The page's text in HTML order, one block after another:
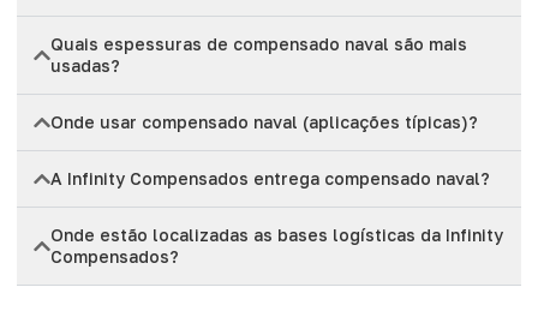
Quais espessuras de compensado naval são mais
usadas?
Onde usar compensado naval (aplicações típicas)?
A Infinity Compensados entrega compensado naval?
Onde estão localizadas as bases logísticas da Infinity
Compensados?